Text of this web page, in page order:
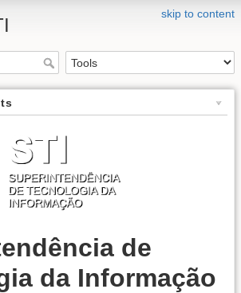
skip to content
de
da Informação